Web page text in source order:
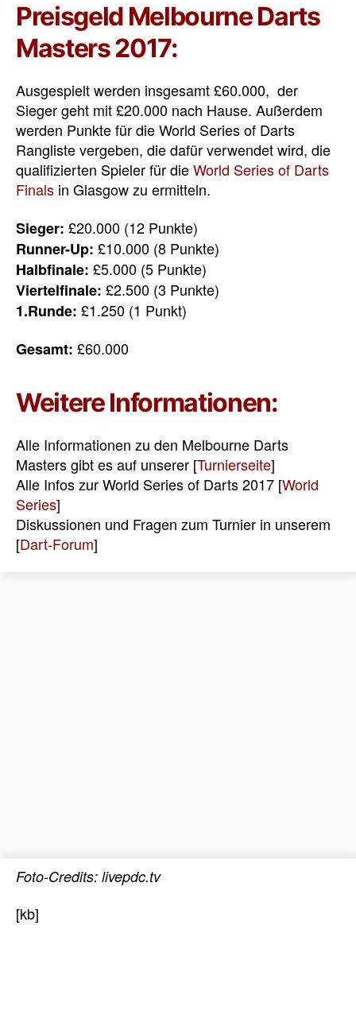
Preisgeld Melbourne Darts
Masters 2017:
Ausgespielt werden insgesamt £60.000, der
Sieger geht mit £20.000 nach Hause. Außerdem
werden Punkte für die World Series of Darts
Rangliste vergeben, die dafür verwendet wird, die
qualifizierten Spieler für dieWorld Series of Darts
Finals in Glasgow zu ermitteln.
Sieger: £20.000 (12 Punkte)
Runner-Up: £10.000 (8 Punkte)
Halbfinale: £5.000 (5 Punkte)
Viertelfinale: £2.500 (3 Punkte)
1.Runde: £1.250 (1 Punkt)
Gesamt: £60.000
Weitere Informationen:
Alle Informationen zu den Melbourne Darts
Masters gibt es auf unserer [Turnierseite]
Alle Infos zur World Series of Darts 2017 [World
Series]
Diskussionen und Fragen zum Turnier in unserem
[Dart-Forum]
Foto-Credits: livepdc.tv
[kb]